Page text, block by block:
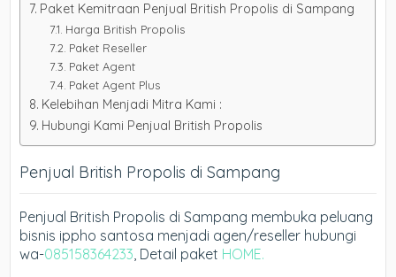
Paket Kemitraan Penjual British Propolis di Sampang
Harga British Propolis
Paket Reseller
Paket Agent
Paket Agent Plus
Kelebihan Menjadi Mitra Kami :
Hubungi Kami Penjual British Propolis
Penjual British Propolis di Sampang
Penjual British Propolis di Sampang membuka peluang
bisnis ippho santosa menjadi agen/reseller hubungi
wa-085158364233, Detail paket HOME.